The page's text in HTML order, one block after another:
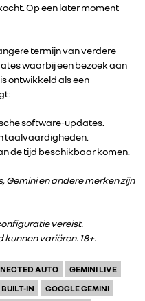
Op een later moment
termijn van verdere
waarbij een bezoek aan
ontwikkeld als een
software-updates.
taalvaardigheden.
de tijd beschikbaar komen.
Gemini en andere merken zijn
vereist.
variëren. 18+.
AUTO
GEMINI LIVE
IN
GOOGLE GEMINI